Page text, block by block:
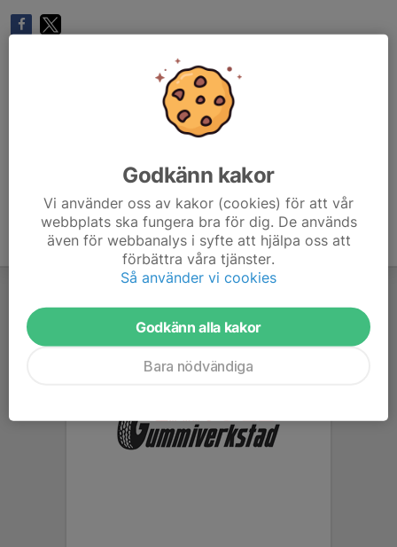
Godkänn kakor
Vi använder oss av kakor (cookies) för att vår
webbplats ska fungera bra för dig. De används
även för webbanalys i syfte att hjälpa oss att
förbättra våra tjänster.
Så använder vi cookies
Godkänn alla kakor
Bara nödvändiga